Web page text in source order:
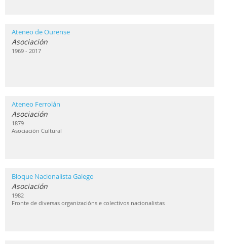
Ateneo de Ourense
Asociación
1969 - 2017
Ateneo Ferrolán
Asociación
1879
Asociación Cultural
Bloque Nacionalista Galego
Asociación
1982
Fronte de diversas organizacións e colectivos nacionalistas